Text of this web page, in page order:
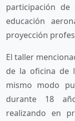
participación
educación
proyección
El taller
de la oficina de
mismo modo
durante 18
realizando en